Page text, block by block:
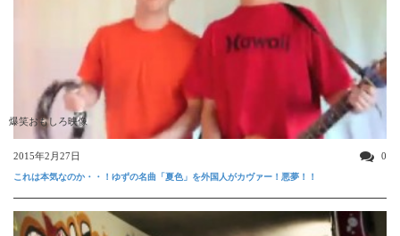
爆笑おもしろ映像
2015年2月27日 0
これは本気なのか・・！ゆずの名曲「夏色」を外国人がカヴァー！悪夢！！